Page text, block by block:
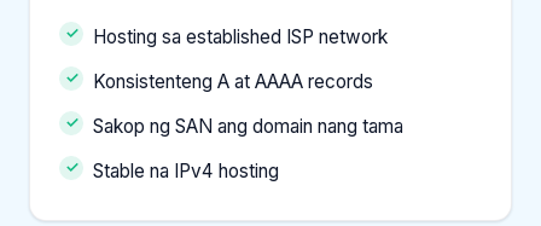
Hosting sa established ISP network
Konsistenteng A at AAAA records
Sakop ng SAN ang domain nang tama
Stable na IPv4 hosting